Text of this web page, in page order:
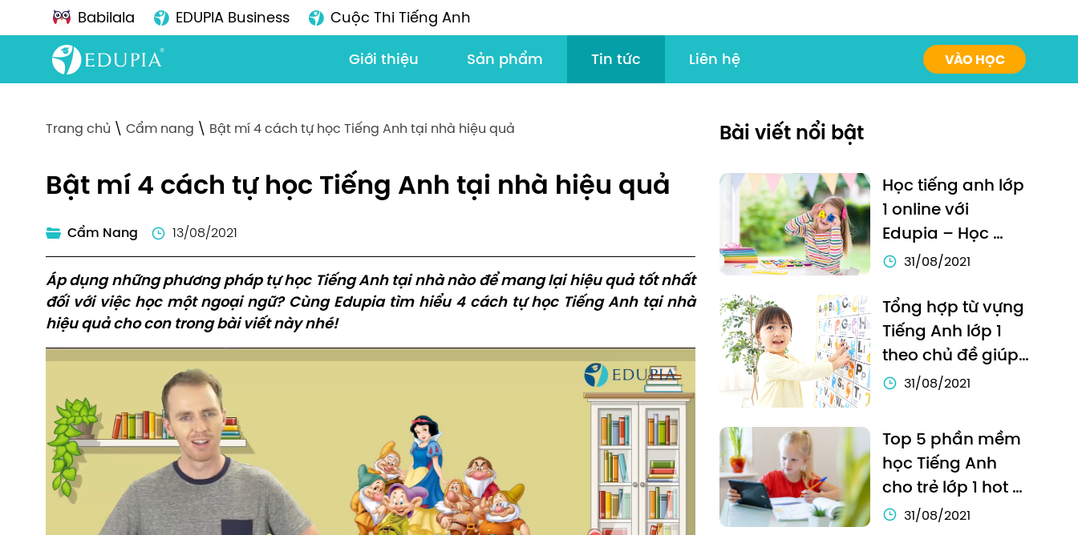
Babilala EDUPIA Business
Cuộc Thi Tiếng Anh
Giới thiệu
Sản phẩm Tin tức Liên hệ VÀO HỌC
Trang chủ \ Cẩm nang \ Bật mí 4 cách tự học Tiếng Anh tại nhà hiệu quả
Bật mí 4 cách tự học Tiếng Anh tại nhà hiệu quả
Cẩm Nang 13/08/2021
Áp dụng những phương pháp tự học Tiếng Anh tại nhà nào để mang lại hiệu quả tốt nhất
đối với việc học một ngoại ngữ? Cùng Edupia tìm hiểu 4 cách tự học Tiếng Anh tại nhà
hiệu quả cho con trong bài viết này nhé!
Bài viết nổi bật
Học tiếng anh lớp
1 online với
Edupia – Học
tiếng Anh chưa
thế!
31/08/2021
Tổng hợp từ vựng
Tiếng Anh lớp 1
theo chủ đề giúp
bé học hiệu quả
31/08/2021
Top 5 phần mềm
học Tiếng Anh
cho trẻ lớp 1 hot
nhất hiện nay
31/08/2021